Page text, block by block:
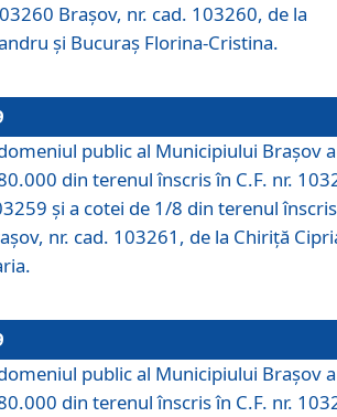
Brașov, nr. cad. 103260, de la
și Bucuraș Florina-Cristina.
public al Municipiului Braşov a
din terenul înscris în C.F. nr.
și a cotei de 1/8 din terenul
nr. cad. 103261, de la Chiriță
public al Municipiului Braşov a
din terenul înscris în C.F. nr.